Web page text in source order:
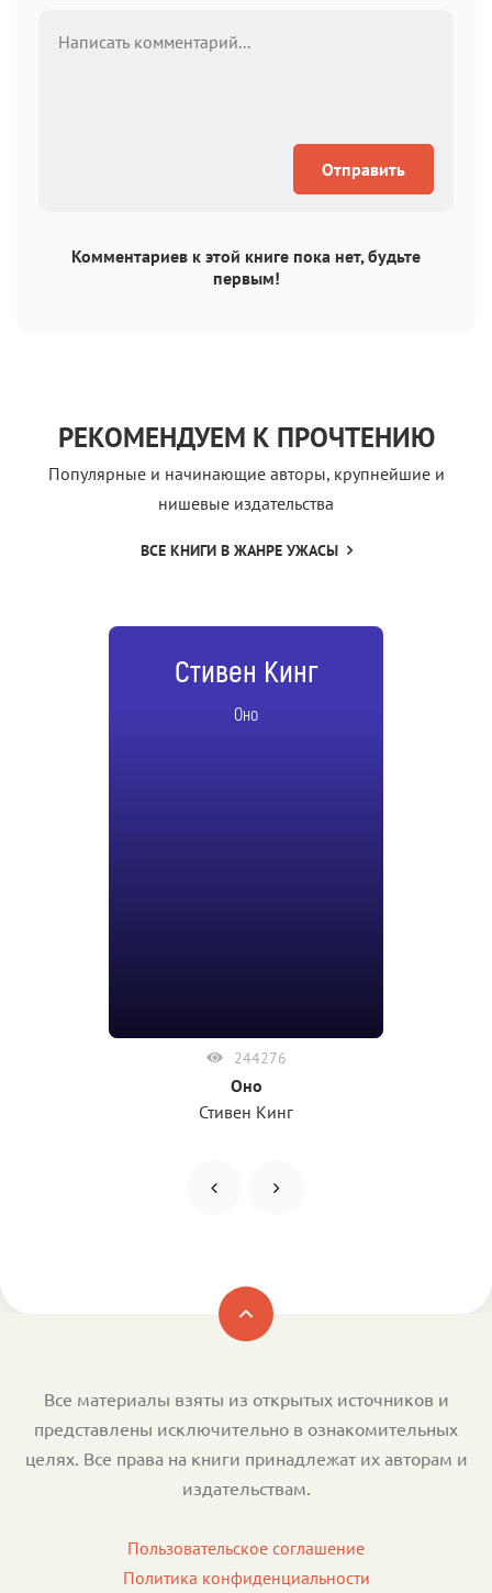
Отправить
Комментариев к этой книге пока нет, будьте
первым!
РЕКОМЕНДУЕМ К ПРОЧТЕНИЮ
Популярные и начинающие авторы, крупнейшие и
нишевые издательства
ВСЕ КНИГИ В ЖАНРЕ УЖАСЫ
Стивен Кинг
Оно
244276
Оно
Стивен Кинг
Все материалы взяты из открытых источников и
представлены исключительно в ознакомительных
целях. Все права на книги принадлежат их авторам и
издательствам.
Пользовательское соглашение
Политика конфиденциальности